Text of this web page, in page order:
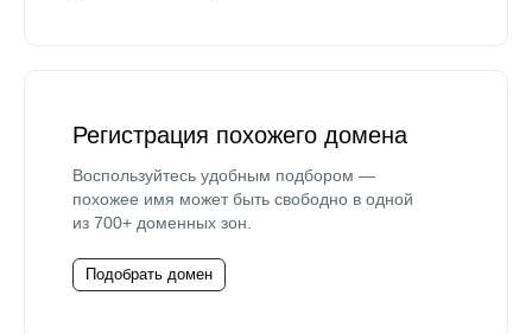
Регистрация похожего домена
Воспользуйтесь удобным подбором —
похожее имя может быть свободно в одной
из 700+ доменных зон.
Подобрать домен